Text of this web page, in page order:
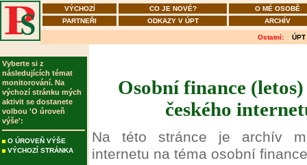
VÝCHOZÍ CO JE NOVÉ?
O MÉ OSOBĚ
PARTNEŘI
ODKAZY V ÚPT ARCHÍV
Ostatní: ÚPT
Vyberte si z
následujících témat
monitorování. Na
výchozí stránku mých
aktivit se dostanete
volbou 'O úroveň
výše':
O ÚROVEŇ VÝŠE
VÝCHOZÍ STRÁNKA
Osobní finance
českého
Na této stránce je archív
internetu na téma osobní